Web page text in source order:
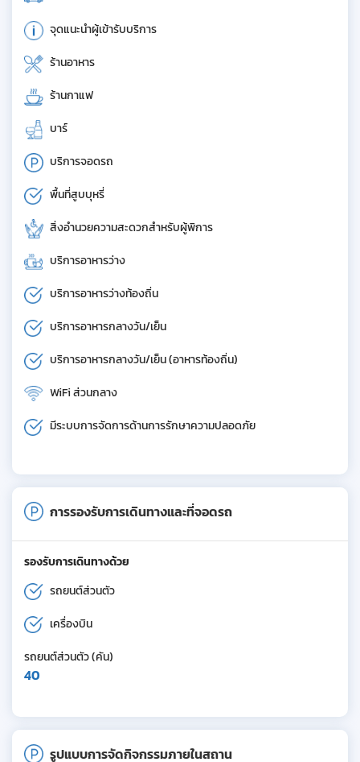
จุดแนะนำผู้เข้ารับบริการ
ร้านอาหาร
ร้านกาแฟ
บาร์
บริการจอดรถ
พื้นที่สูบบุหรี่
สิ่งอำนวยความสะดวกสำหรับผู้พิการ
บริการอาหารว่าง
บริการอาหารว่างท้องถิ่น
บริการอาหารกลางวัน/เย็น
บริการอาหารกลางวัน/เย็น (อาหารท้องถิ่น)
WiFi ส่วนกลาง
มีระบบการจัดการด้านการรักษาความปลอดภัย
การรองรับการเดินทางและที่จอดรถ
รองรับการเดินทางด้วย
รถยนต์ส่วนตัว
เครื่องบิน
รถยนต์ส่วนตัว (คัน)
40
รูปแบบการจัดกิจกรรมภายในสถาน